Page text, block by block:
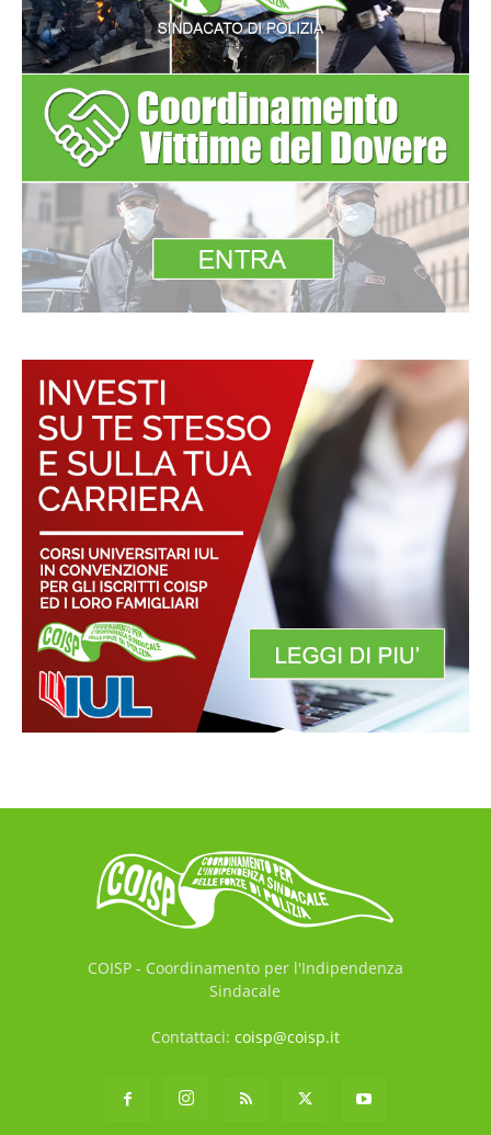
COISP - Coordinamento per l'Indipendenza
Sindacale
Contattaci: coisp@coisp.it